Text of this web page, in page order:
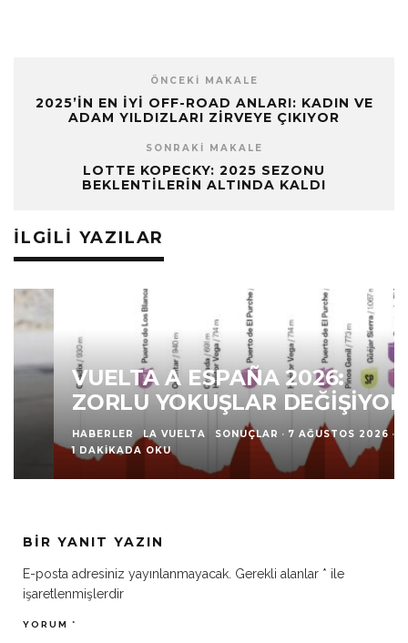
ÖNCEKI MAKALE
2025’IN EN İYI OFF-ROAD ANLARI: KADIN VE
ADAM YILDIZLARI ZIRVEYE ÇIKIYOR
SONRAKI MAKALE
LOTTE KOPECKY: 2025 SEZONU
BEKLENTILERIN ALTINDA KALDI
İLGILI YAZILAR
VUELTA A ESPAÑA 2026:
ZORLU YOKUŞLAR DEĞIŞIYOR
HABERLER LA VUELTA SONUÇLAR · 7 AĞUSTOS 2026 ·
1 DAKIKADA OKU
BIR YANIT YAZIN
E-posta adresiniz yayınlanmayacak. Gerekli alanlar * ile
işaretlenmişlerdir
YORUM *